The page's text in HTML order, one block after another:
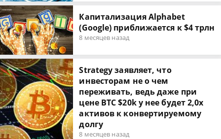
Капитализация Alphabet
(Google) приближается к $4 трлн
8 месяцев назад
Strategy заявляет, что
инвесторам не о чем
переживать, ведь даже при
цене BTC $20k у нее будет 2,0х
активов к конвертируемому
долгу
8 месяцев назад